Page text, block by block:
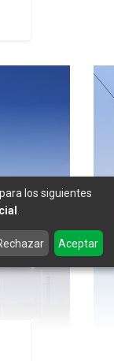
los siguientes
.
Aceptar